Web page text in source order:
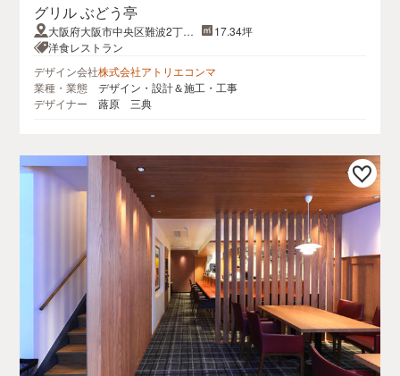
グリル ぶどう亭
大阪府大阪市中央区難波2丁目
なんばウォーク1-4
17.34坪
洋食レストラン
デザイン会社株式会社アトリエコンマ
業種・業態
デザイン・設計＆施工・工事
デザイナー
蕗原 三典